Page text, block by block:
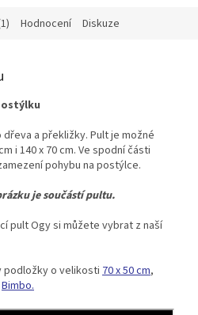
Hodnocení Diskuze
a překližky. Pult je možné
i 140 x 70 cm. Ve spodní části
pohybu na postýlce.
je součástí pultu.
pult Ogy si můžete vybrat z naší
podložky o velikosti 70 x 50 cm,
Bimbo.